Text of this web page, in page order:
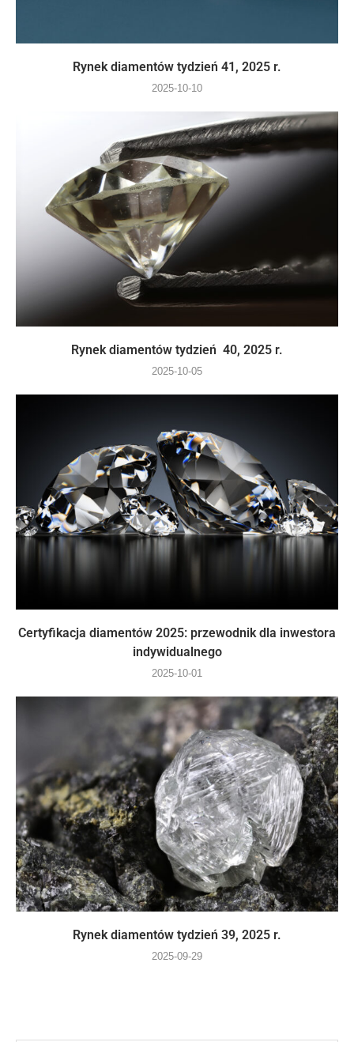
Rynek diamentów tydzień 41, 2025 r.
2025-10-10
Rynek diamentów tydzień 40, 2025 r.
2025-10-05
Certyfikacja diamentów 2025: przewodnik dla inwestora
indywidualnego
2025-10-01
Rynek diamentów tydzień 39, 2025 r.
2025-09-29